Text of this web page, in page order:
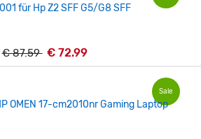
für Hp Z2 SFF G5/G8 SFF
€ 87.59 € 72.99
Sale
OMEN 17-cm2010nr Gaming Laptop